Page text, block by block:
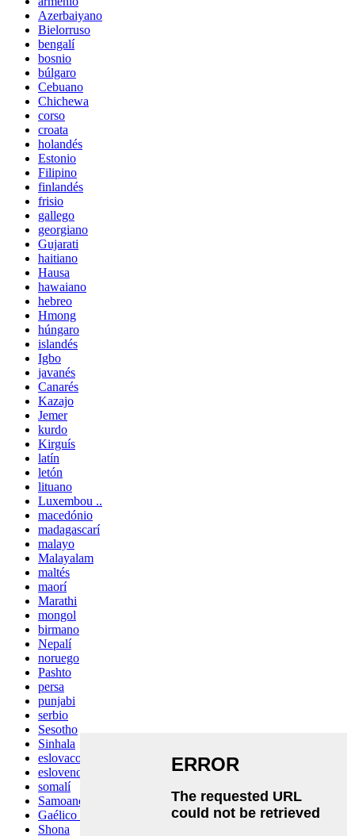
Azerbaiyano
Bielorruso
bengalí
bosnio
búlgaro
Cebuano
Chichewa
corso
croata
holandés
Estonio
Filipino
finlandés
frisio
gallego
georgiano
Gujarati
haitiano
Hausa
hawaiano
hebreo
Hmong
húngaro
islandés
Igbo
javanés
Canarés
Kazajo
Jemer
kurdo
Kirguís
latín
letón
lituano
Luxembou ..
macedónio
madagascarí
malayo
Malayalam
maltés
maorí
Marathi
mongol
birmano
Nepalí
noruego
Pashto
persa
punjabi
serbio
Sesotho
Sinhala
eslovaco
esloveno
somalí
Samoano
Gaélico escocés
Shona